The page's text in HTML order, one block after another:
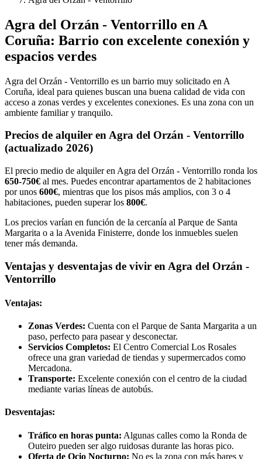
Agra del Orzán - Ventorrillo en A
Coruña: Barrio con excelente conexión y
espacios verdes
Agra del Orzán - Ventorrillo es un barrio muy solicitado en A
Coruña, ideal para quienes buscan una buena calidad de vida con
acceso a zonas verdes y excelentes conexiones. Es una zona con un
ambiente familiar y tranquilo.
Precios de alquiler en Agra del Orzán - Ventorrillo
(actualizado 2026)
El precio medio de alquiler en Agra del Orzán - Ventorrillo ronda los
650-750€ al mes. Puedes encontrar apartamentos de 2 habitaciones
por unos 600€, mientras que los pisos más amplios, con 3 o 4
habitaciones, pueden superar los 800€.
Los precios varían en función de la cercanía al Parque de Santa
Margarita o a la Avenida Finisterre, donde los inmuebles suelen
tener más demanda.
Ventajas y desventajas de vivir en Agra del Orzán -
Ventorrillo
Ventajas:
Zonas Verdes: Cuenta con el Parque de Santa Margarita a un
paso, perfecto para pasear y desconectar.
Servicios Completos: El Centro Comercial Los Rosales
ofrece una gran variedad de tiendas y supermercados como
Mercadona.
Transporte: Excelente conexión con el centro de la ciudad
mediante varias líneas de autobús.
Desventajas:
Tráfico en horas punta: Algunas calles como la Ronda de
Outeiro pueden ser algo ruidosas durante las horas pico.
Oferta de Ocio Nocturno: No es la zona con más bares y